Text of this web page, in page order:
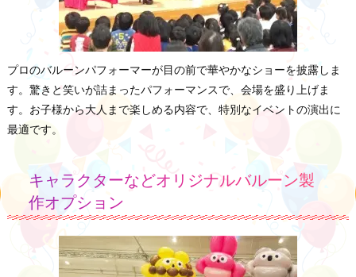
プロのバルーンパフォーマーが目の前で華やかなショーを披露しま
す。驚きと笑いが詰まったパフォーマンスで、会場を盛り上げま
す。お子様から大人まで楽しめる内容で、特別なイベントの演出に
最適です。
キャラクターなどオリジナルバルーン製
作オプション